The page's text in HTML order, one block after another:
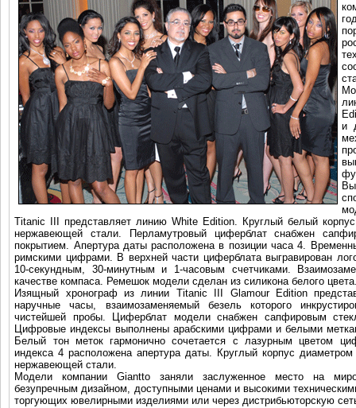
и
Titanic III представляет линию White Edition. Круглый белый
нержавеющей стали. Перламутровый циферблат снабжен
покрытием. Апертура даты расположена в позиции часа 4.
римскими цифрами. В верхней части циферблата выгравирован
10-секундным, 30-минутным и 1-часовым счетчиками.
качестве компаса. Ремешок модели сделан из силикона белого
Изящный хронограф из линии Titanic III Glamour Edition
наручные часы, взаимозаменяемый безель которого
чистейшей пробы. Циферблат модели снабжен сапфировым
Цифровые индексы выполнены арабскими цифрами и белыми
Белый тон меток гармонично сочетается с лазурным цветом
индекса 4 расположена апертура даты. Круглый корпус
нержавеющей стали.
Модели компании Giantto заняли заслуженное место на
безупречным дизайном, доступными ценами и высокими
торгующих ювелирными изделиями или через дистрибьюторскую